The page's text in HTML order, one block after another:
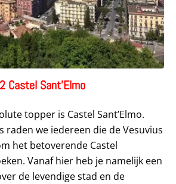
2 Castel Sant’Elmo
topper is Castel Sant’Elmo.
raden we iedereen die de Vesuvius
het betoverende Castel
Vanaf hier heb je namelijk een
de levendige stad en de